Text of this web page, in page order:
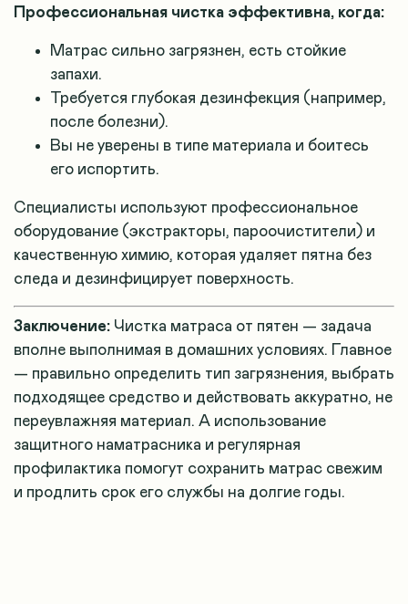
Профессиональная чистка эффективна, когда:
Матрас сильно загрязнен, есть стойкие
запахи.
Требуется глубокая дезинфекция (например,
после болезни).
Вы не уверены в типе материала и боитесь
его испортить.
Специалисты используют профессиональное
оборудование (экстракторы, пароочистители) и
качественную химию, которая удаляет пятна без
следа и дезинфицирует поверхность.
Заключение: Чистка матраса от пятен — задача
вполне выполнимая в домашних условиях. Главное
— правильно определить тип загрязнения, выбрать
подходящее средство и действовать аккуратно, не
переувлажняя материал. А использование
защитного наматрасника и регулярная
профилактика помогут сохранить матрас свежим
и продлить срок его службы на долгие годы.